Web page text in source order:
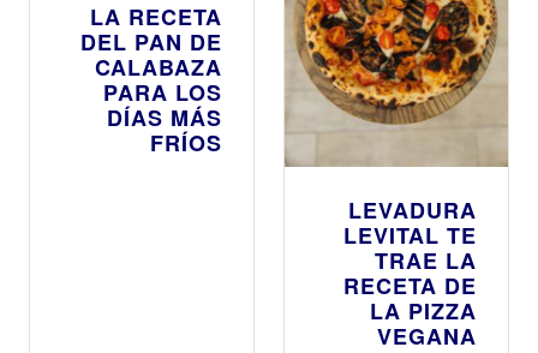
LA RECETA
DEL PAN DE
CALABAZA
PARA LOS
DÍAS MÁS
FRÍOS
LEVADURA
LEVITAL TE
TRAE LA
RECETA DE
LA PIZZA
VEGANA